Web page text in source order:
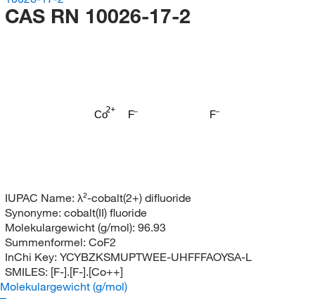
CAS RN 10026-17-2
F F
Co
IUPAC Name: λ²-cobalt(2+) difluoride
Synonyme: cobalt(II) fluoride
Molekulargewicht (g/mol): 96.93
Summenformel: CoF2
InChi Key: YCYBZKSMUPTWEE-UHFFFAOYSA-L
SMILES: [F-].[F-].[Co++]
Molekulargewicht (g/mol)